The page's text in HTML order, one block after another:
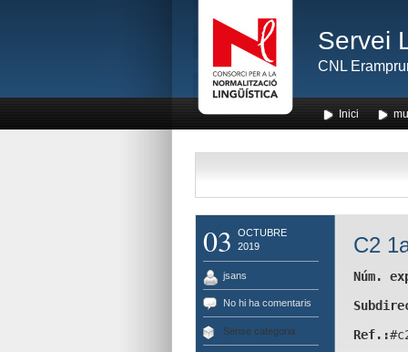
Servei
CNL
Inici
03
OCTUBRE
2019
jsans
No hi ha comentaris
Sense categoria
C2
Núm.
Ref.: